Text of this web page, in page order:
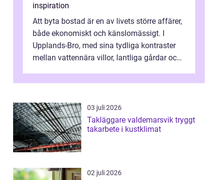
inspiration
Att byta bostad är en av livets större affärer,
både ekonomiskt och känslomässigt. I
Upplands-Bro, med sina tydliga kontraster
mellan vattennära villor, lantliga gårdar och
03 juli 2026
Takläggare valdemarsvik tryggt
takarbete i kustklimat
02 juli 2026